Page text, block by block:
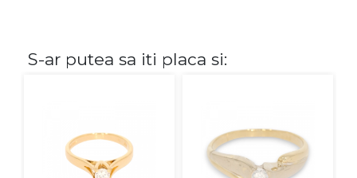
S-ar putea sa iti placa si: